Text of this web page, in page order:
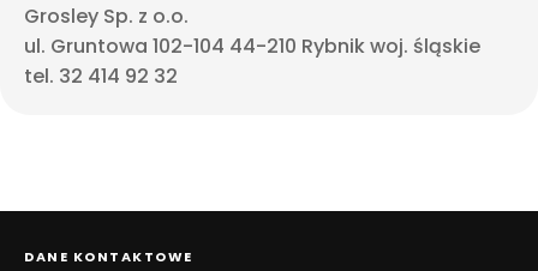
Grosley Sp. z o.o.
ul. Gruntowa 102-104 44-210 Rybnik woj. śląskie
tel. 32 414 92 32
DANE KONTAKTOWE